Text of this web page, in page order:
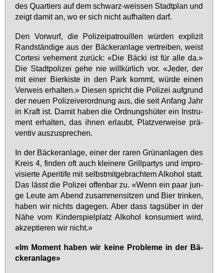
des Quar­tiers auf dem schwarz-weis­sen Stadt­plan und
zeigt da­mit an, wo er sich nicht auf­hal­ten darf.
Den Vor­wurf, die Po­li­zei­pa­trouil­len wür­den ex­pli­zit
Rand­stän­di­ge aus der Bä­cker­an­la­ge ver­trei­ben, weist
Cor­te­si ve­he­ment zu­rück: «Die Bä­cki ist für al­le da.»
Die Stadt­po­li­zei ge­he nie will­kür­lich vor. «Je­der, der
mit ei­ner Bier­kis­te in den Park kommt, wür­de ei­nen
Ver­weis er­hal­ten.» Die­sen spricht die Po­li­zei auf­grund
der neu­en Po­li­zei­ver­ord­nung aus, die seit An­fang Jahr
in Kraft ist. Da­mit ha­ben die Ord­nungs­hü­ter ein In­stru­
ment er­hal­ten, das ih­nen er­laubt, Platz­ver­wei­se prä­
ven­tiv aus­zu­spre­chen.
In der Bä­cker­an­la­ge, ei­ner der ra­ren Grün­an­la­gen des
Kreis 4, fin­den oft auch klei­ne­re Grill­par­tys und im­pro­
vi­sier­te Ape­ri­ti­fe mit selbst­mit­ge­brach­tem Al­ko­hol statt.
Das lässt die Po­li­zei of­fen­bar zu. «Wenn ein paar jun­
ge Leu­te am Abend zu­sam­men­sit­zen und Bier trin­ken,
ha­ben wir nichts da­ge­gen. Aber dass tags­über in der
Nä­he vom Kin­der­spiel­platz Al­ko­hol kon­su­miert wird,
ak­zep­tie­ren wir nicht.»
«Im Mo­ment ha­ben wir kei­ne Pro­ble­me in der Bä­
cker­an­la­ge»